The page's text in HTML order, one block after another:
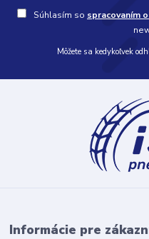
Súhlasím so spracovaním
Môžete sa kedykoľvek
Informácie pre